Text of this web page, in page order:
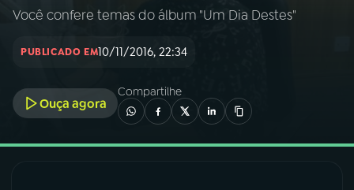
AO VIVO
02A RÁDIO
Você confere temas do álbum "Um Dia Destes"
PUBLICADO EM10/11/2016, 22:34
Ouça agora
Compartilhe